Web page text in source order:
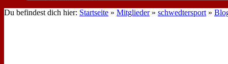
Du befindest dich hier: Startseite » Mitglieder» schwedtersport »